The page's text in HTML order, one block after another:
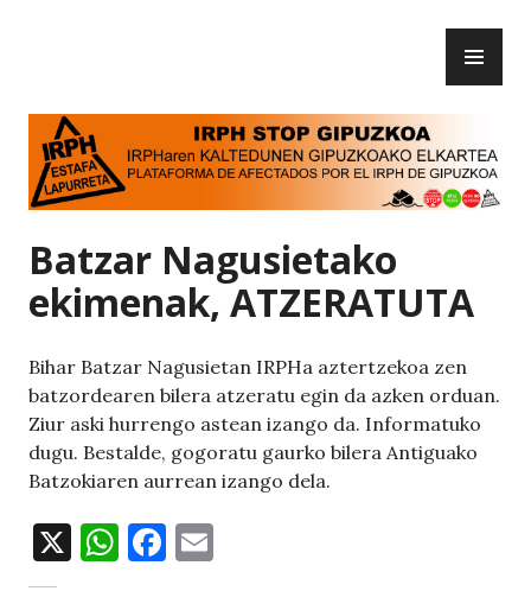
Batzar Nagusietako
ekimenak, ATZERATUTA
Bihar Batzar Nagusietan IRPHa aztertzekoa zen
batzordearen bilera atzeratu egin da azken orduan.
Ziur aski hurrengo astean izango da. Informatuko
dugu. Bestalde, gogoratu gaurko bilera Antiguako
Batzokiaren aurrean izango dela.
X W F